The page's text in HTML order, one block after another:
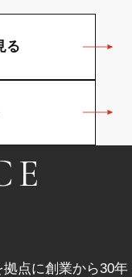
る
点に創業から30年